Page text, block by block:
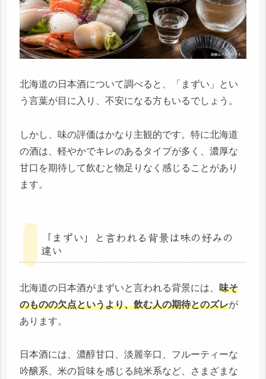
北海道の日本酒について調べると、「まずい」とい
う言葉が目に入り、不安になる方もいるでしょう。
しかし、味の評価はかなり主観的です。特に北海道
の酒は、軽やかでキレのあるタイプが多く、濃厚な
甘口を期待して飲むと物足りなく感じることがあり
ます。
「まずい」と言われる背景は味の好みの
違い
北海道の日本酒がまずいと言われる背景には、 味そ
のものの欠点というより、飲む人の期待とのズレが
あります。
日本酒には、濃醇甘口、淡麗辛口、フルーティーな
吟醸系、米の旨味を感じる純米系など、さまざまな